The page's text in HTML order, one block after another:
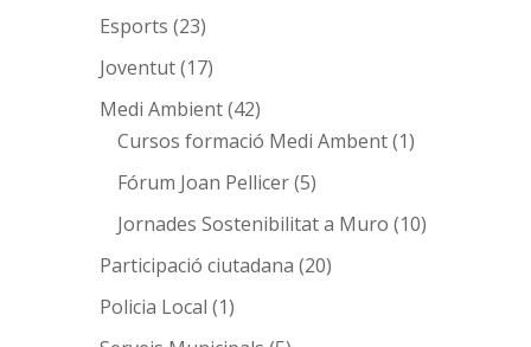
Esports (23)
Joventut(17)
Medi Ambient(42)
Cursos formació Medi Ambent(1)
Fórum Joan Pellicer(5)
Jornades Sostenibilitat a Muro (10)
Participació ciutadana (20)
Policia Local (1)